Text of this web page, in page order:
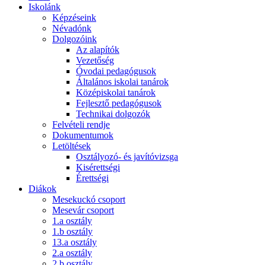
Iskolánk
Képzéseink
Névadónk
Dolgozóink
Az alapítók
Vezetőség
Óvodai pedagógusok
Általános iskolai tanárok
Középiskolai tanárok
Fejlesztő pedagógusok
Technikai dolgozók
Felvételi rendje
Dokumentumok
Letöltések
Osztályozó- és javítóvizsga
Kisérettségi
Érettségi
Diákok
Mesekuckó csoport
Mesevár csoport
1.a osztály
1.b osztály
13.a osztály
2.a osztály